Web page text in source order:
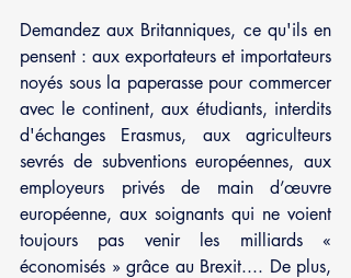
Demandez aux Britanniques, ce qu'ils en
pensent : aux exportateurs et importateurs
noyés sous la paperasse pour commercer
avec le continent, aux étudiants, interdits
d'échanges Erasmus, aux agriculteurs
sevrés de subventions européennes, aux
employeurs privés de main d’œuvre
européenne, aux soignants qui ne voient
toujours pas venir les milliards «
économisés » grâce au Brexit.... De plus,